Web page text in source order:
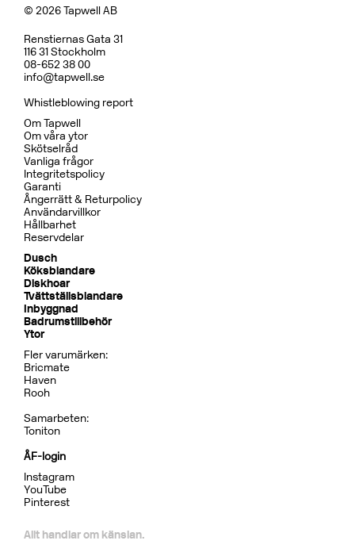
© 2026 Tapwell AB
Renstiernas Gata 31
116 31 Stockholm
08-652 38 00
info@tapwell.se
Whistleblowing report
Om Tapwell
Om våra ytor
Skötselråd
Vanliga frågor
Integritetspolicy
Garanti
Ångerrätt & Returpolicy
Användarvillkor
Hållbarhet
Reservdelar
Dusch
Köksblandare
Diskhoar
Tvättställsblandare
Inbyggnad
Badrumstillbehör
Ytor
Fler varumärken:
Bricmate
Haven
Rooh
Samarbeten:
Toniton
ÅF-login
Allt handlar om känslan.
Instagram
YouTube
Pinterest